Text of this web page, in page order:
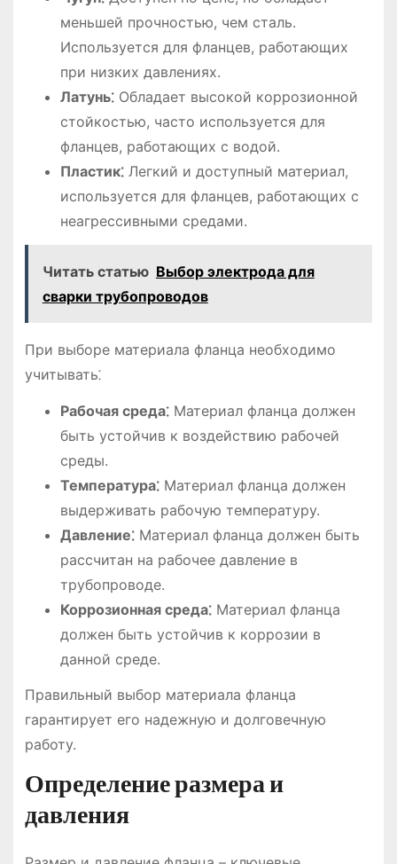
меньшей прочностью, чем сталь.
Используется для фланцев, работающих
при низких давлениях.
Латунь⁚Обладает высокой коррозионной
стойкостью, часто используется для
фланцев, работающих с водой.
Пластик⁚Легкий и доступный материал,
используется для фланцев, работающих с
неагрессивными средами.
Читать статью Выбор электрода для
сварки трубопроводов
При выборе материала фланца необходимо
учитывать⁚
Рабочая среда⁚Материал фланца должен
быть устойчив к воздействию рабочей
среды.
Температура⁚Материал фланца должен
выдерживать рабочую температуру.
Давление⁚Материал фланца должен быть
рассчитан на рабочее давление в
трубопроводе.
Коррозионная среда⁚Материал фланца
должен быть устойчив к коррозии в
данной среде.
Правильный выбор материала фланца
гарантирует его надежную и долговечную
работу.
Определение размера и
давления